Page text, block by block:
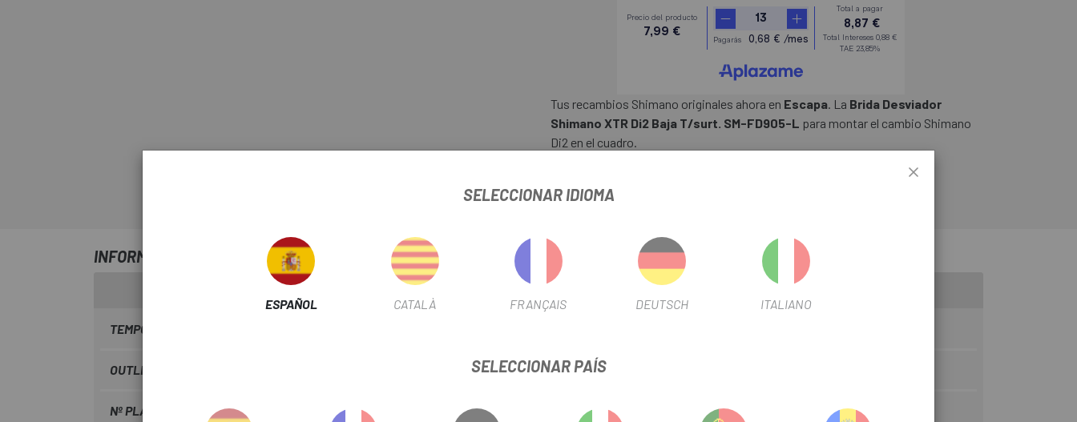
Tus recambios Shimano originales ahora en Escapa. La Brida Desviador
Shimano XTR Di2 Baja T/surt. SM-FD905-L para montar el cambio Shimano
Di2 en el cuadro.
INFORMACIÓN SOBRE BRIDA DESVIADOR SHIMANO XTR DI2 BAJA T/SURT. SM-FD905-L
TEMPORADA
OUTLET TIPO TRANSMISIÓN
Nº PLATOS
SELECCIONAR IDIOMA
ESPAÑOL CATALÀ FRANÇAIS DEUTSCH ITALIANO
SELECCIONAR PAÍS